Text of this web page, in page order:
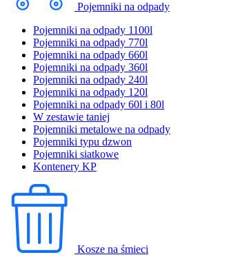
Pojemniki na odpady
Pojemniki na odpady 1100l
Pojemniki na odpady 770l
Pojemniki na odpady 660l
Pojemniki na odpady 360l
Pojemniki na odpady 240l
Pojemniki na odpady 120l
Pojemniki na odpady 60l i 80l
W zestawie taniej
Pojemniki metalowe na odpady
Pojemniki typu dzwon
Pojemniki siatkowe
Kontenery KP
Kosze na śmieci